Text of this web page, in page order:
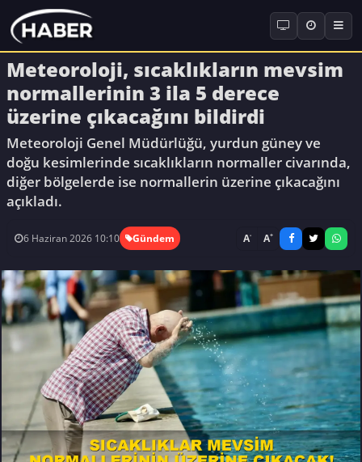
Meteoroloji, sıcaklıkların mevsim
normallerinin 3 ila 5 derece
üzerine çıkacağını bildirdi
Meteoroloji Genel Müdürlüğü, yurdun güney ve
doğu kesimlerinde sıcaklıkların normaller civarında,
diğer bölgelerde ise normallerin üzerine çıkacağını
açıkladı.
6 Haziran 2026 10:10 Gündem A- A+